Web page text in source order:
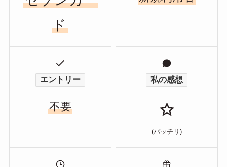
ド
エントリー
不要
私の感想
(バッチリ)